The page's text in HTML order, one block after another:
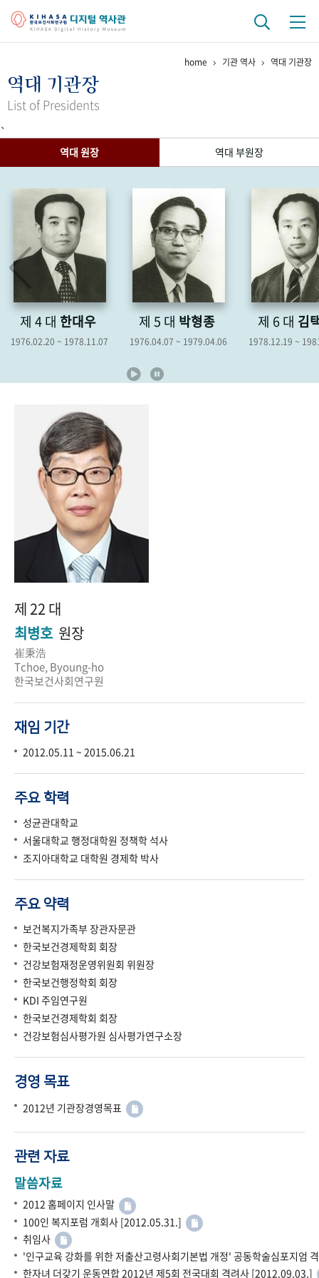
걸어온 길 기관 변천사
연구 역사
정책과 연구 키워드로 보는 연구 역사
연구자들
기록물 아카이브
사진 아카이브 문서 기록물 행정박물
50+1주년 기념
성과 50선 숫자로 보는 50년 50 +1주년 광장
세계와 함께 한 KIHASA
home 기관 역사 역대 기관장
역대 기관장
List of Presidents
`
역대 원장
역대 부원장
제 4 대 한대우
1976.02.20 ~ 1978.11.07
제 5 대 박형종
1976.04.07 ~ 1979.04.06
제 6 대 김
1978.12.19 ~
제 22 대
최병호 원장
崔秉浩
Tchoe, Byoung-ho
한국보건사회연구원
재임 기간
2012.05.11 ~ 2015.06.21
주요 학력
성균관대학교
서울대학교 행정대학원 정책학 석사
조지아대학교 대학원 경제학 박사
주요 약력
보건복지가족부 장관자문관
한국보건경제학회 회장
건강보험재정운영위원회 위원장
한국보건행정학회 회장
KDI 주임연구원
한국보건경제학회 회장
건강보험심사평가원 심사평가연구소장
경영 목표
2012년 기관장경영목표
관련 자료
말씀자료
2012 홈페이지 인사말
100인 복지포럼 개회사 [2012.05.31.]
취임사
'인구교육 강화를 위한 저출산고령사회기본법 개정' 공동학술심포지
한자녀 더갖기 운동연합 2012년 제5회 전국대회 격려사 [2012.09.03.]